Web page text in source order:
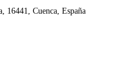
16441, Cuenca, España